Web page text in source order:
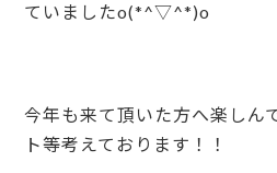
ていましたo(*^▽^*)o
今年も来て頂いた方へ楽しん
ト等考えております！！